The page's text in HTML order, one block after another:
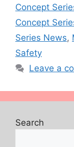
Concept
Concept
Series News,
Safety
Leave a
Search